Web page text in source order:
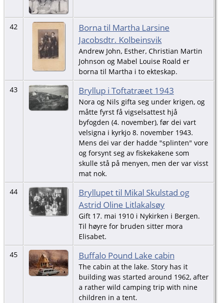
42
Borna til Martha Larsine
Jacobsdtr. Kolbeinsvik
Andrew John, Esther, Christian Martin
Johnson og Mabel Louise Roald er
borna til Martha i to ekteskap.
43
Bryllup i Toftatræet 1943
Nora og Nils gifta seg under krigen, og
måtte fyrst få vigselsattest hjå
byfogden (4. november), før dei vart
velsigna i kyrkjo 8. november 1943.
Mens dei var der hadde "splinten" vore
og forsynt seg av fiskekakene som
skulle stå på menyen, men der var visst
mat nok.
44
Bryllupet til Mikal Skulstad og
Astrid Oline Litlakalsøy
Gift 17. mai 1910 i Nykirken i Bergen.
Til høyre for bruden sitter mora
Elisabet.
45
Buffalo Pound Lake cabin
The cabin at the lake. Story has it
building was started around 1962, after
a rather wild camping trip with nine
children in a tent.